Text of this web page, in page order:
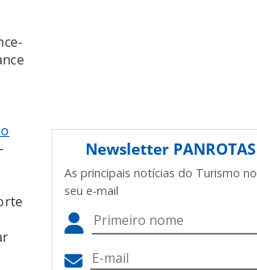
Newsletter PANROTAS
As principais notícias do Turismo no
seu e-mail